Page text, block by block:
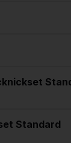
Standard